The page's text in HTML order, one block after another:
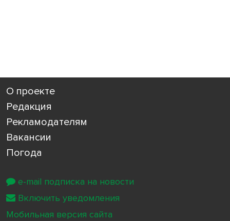
О проекте
Редакция
Рекламодателям
Вакансии
Погода
e-mail подписка на новости
Включить уведомления
Мобильная версия сайта